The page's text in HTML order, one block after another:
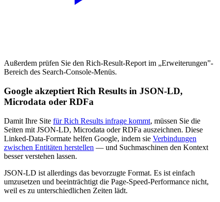
Außerdem prüfen Sie den Rich-Result-Report im „Erweiterungen”-
Bereich des Search-Console-Menüs.
Google akzeptiert Rich Results in JSON-LD,
Microdata oder RDFa
Damit Ihre Site für Rich Results infrage kommt, müssen Sie die
Seiten mit JSON-LD, Microdata oder RDFa auszeichnen. Diese
Linked-Data-Formate helfen Google, indem sie Verbindungen
zwischen Entitäten herstellen — und Suchmaschinen den Kontext
besser verstehen lassen.
JSON-LD ist allerdings das bevorzugte Format. Es ist einfach
umzusetzen und beeinträchtigt die Page-Speed-Performance nicht,
weil es zu unterschiedlichen Zeiten lädt.